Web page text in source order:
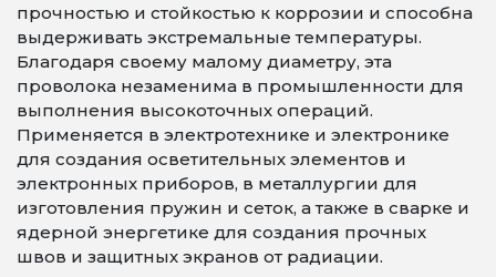
прочностью и стойкостью к коррозии и способна
выдерживать экстремальные температуры.
Благодаря своему малому диаметру, эта
проволока незаменима в промышленности для
выполнения высокоточных операций.
Применяется в электротехнике и электронике
для создания осветительных элементов и
электронных приборов, в металлургии для
изготовления пружин и сеток, а также в сварке и
ядерной энергетике для создания прочных
швов и защитных экранов от радиации.